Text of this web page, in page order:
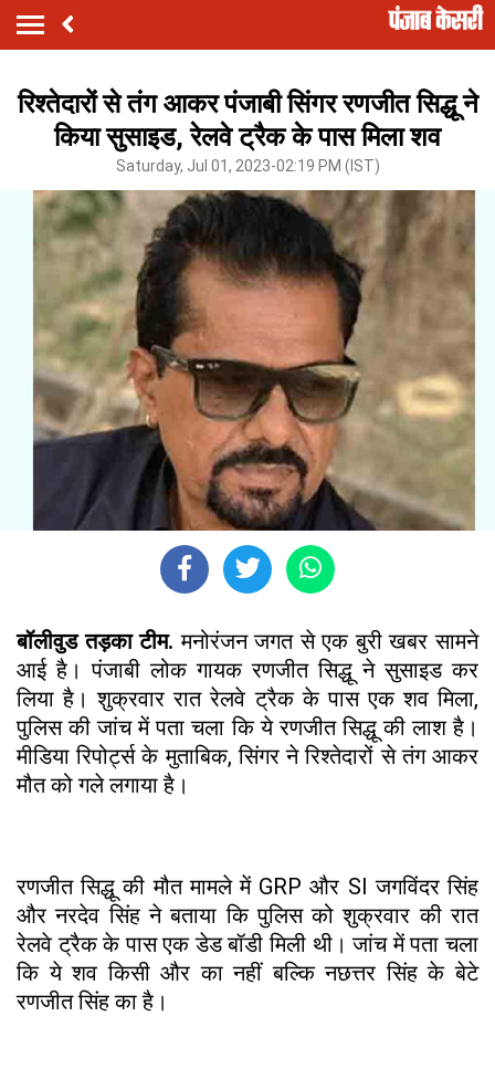
रिश्तेदारों से तंग आकर पंजाबी सिंगर रणजीत सिद्धू ने
किया सुसाइड, रेलवे ट्रैक के पास मिला शव
Saturday, Jul 01, 2023-02:19 PM (IST)
बॉलीवुड तड़का टीम. मनोरंजन जगत से एक बुरी खबर सामने
आई है। पंजाबी लोक गायक रणजीत सिद्धू ने सुसाइड कर
लिया है। शुक्रवार रात रेलवे ट्रैक के पास एक शव मिला,
पुलिस की जांच में पता चला कि ये रणजीत सिद्धू की लाश है।
मीडिया रिपोर्ट्स के मुताबिक, सिंगर ने रिश्तेदारों से तंग आकर
मौत को गले लगाया है।
रणजीत सिद्धू की मौत मामले में GRP और SI जगविंदर सिंह
और नरदेव सिंह ने बताया कि पुलिस को शुक्रवार की रात
रेलवे ट्रैक के पास एक डेड बॉडी मिली थी। जांच में पता चला
कि ये शव किसी और का नहीं बल्कि नछत्तर सिंह के बेटे
रणजीत सिंह का है।